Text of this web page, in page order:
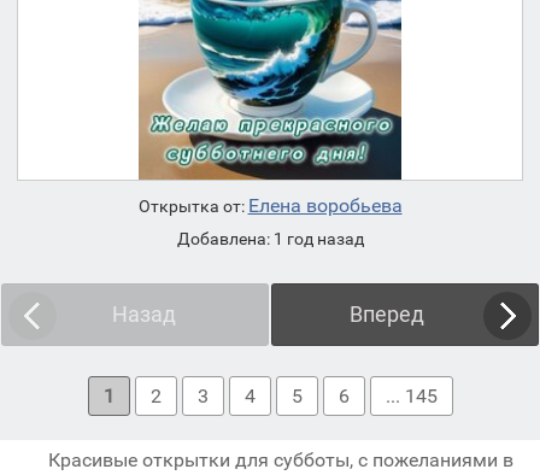
Открытка от: Елена воробьева
Добавлена: 1 год назад
Назад Вперед
1 2 3 4 5 6 ... 145
Красивые открытки для субботы, с пожеланиями в